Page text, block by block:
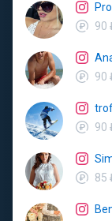
90
90
90
85